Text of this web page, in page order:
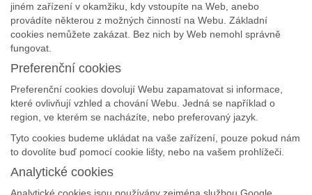
jiném zařízení v okamžiku, kdy vstoupíte na Web, anebo
provádíte některou z možných činností na Webu. Základní
cookies nemůžete zakázat. Bez nich by Web nemohl správně
fungovat.
Preferenční cookies
Preferenční cookies dovolují Webu zapamatovat si informace,
které ovlivňují vzhled a chování Webu. Jedná se například o
region, ve kterém se nacházíte, nebo preferovaný jazyk.
Tyto cookies budeme ukládat na vaše zařízení, pouze pokud nám
to dovolíte buď pomocí cookie lišty, nebo na vašem prohlížeči.
Analytické cookies